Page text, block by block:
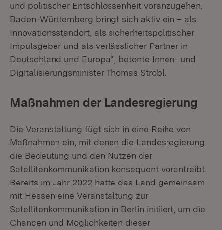
und politischer Entschlossenheit voranzugehen.
Baden-Württemberg bringt sich aktiv ein – als
Innovationsstandort, als sicherheitspolitischer
Impulsgeber und als verlässlicher Partner in
Deutschland und Europa“, betonte Innen- und
Digitalisierungsminister Thomas Strobl.
Maßnahmen der Landesregierung
Die Veranstaltung fügt sich in eine Reihe von
Maßnahmen ein, mit denen die Landesregierung
die Bedeutung und den Nutzen der
Satellitenkommunikation konsequent vorantreibt.
Bereits im Jahr 2022 hatte das Land gemeinsam
mit Hessen eine Veranstaltung zur
Satellitenkommunikation in Berlin initiiert, um die
Chancen und Möglichkeiten dieser